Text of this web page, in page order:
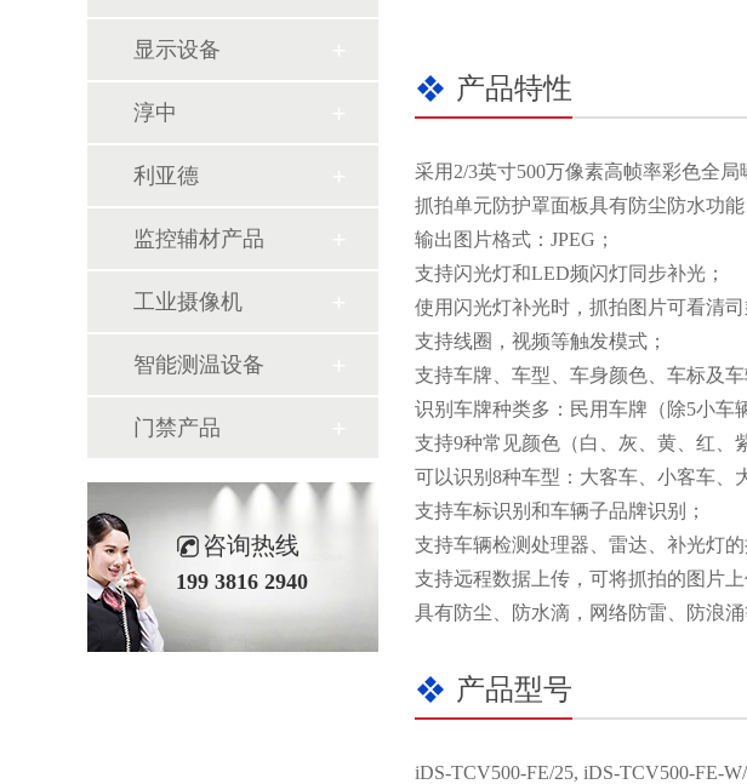
显示设备
淳中
利亚德
监控辅材产品
工业摄像机
智能测温设备
门禁产品
咨询热线
199 3816 2940
产品特性
采用2/3英寸500万像素高帧率彩色全局
抓拍单元防护罩面板具有防尘防水功
输出图片格式：JPEG；
支持闪光灯和LED频闪灯同步补光；
使用闪光灯补光时，抓拍图片可看清司
支持线圈，视频等触发模式；
支持车牌、车型、车身颜色、车标及
识别车牌种类多：民用车牌（除5小车
支持9种常见颜色（白、灰、黄、红、
可以识别8种车型：大客车、小客车、
支持车标识别和车辆子品牌识别；
支持车辆检测处理器、雷达、补光灯的
支持远程数据上传，可将抓拍的图片
具有防尘、防水滴，网络防雷、防浪涌
产品型号
iDS-TCV500-FE/25, iDS-TCV500-FE-